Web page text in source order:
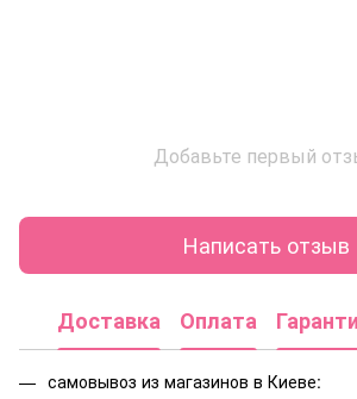
Добавьте первый
Написать отзыв
Доставка Оплата
самовывоз из магазинов в Киеве: